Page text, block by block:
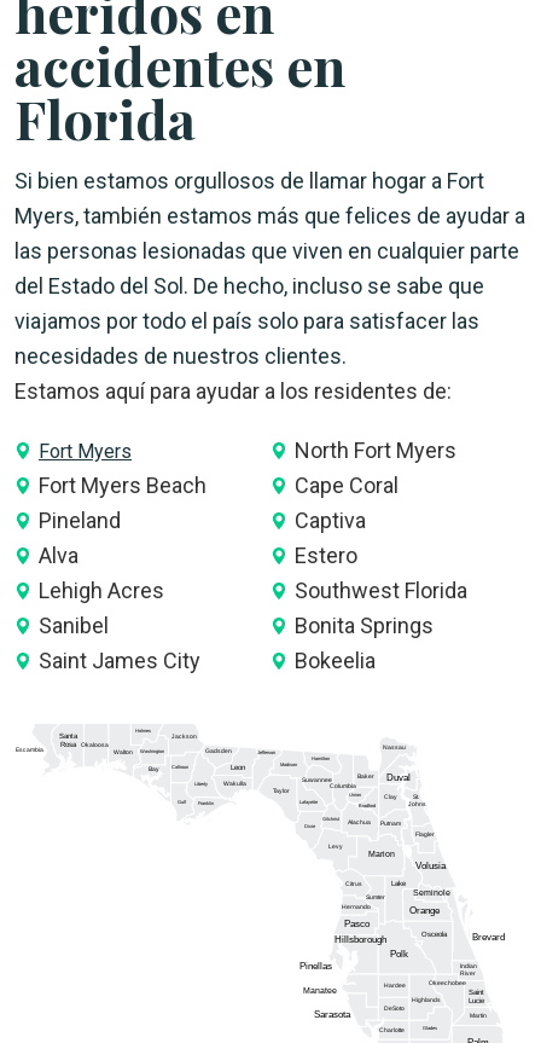
accidentes en
Florida
Si bien estamos orgullosos de llamar hogar a Fort
Myers, también estamos más que felices de ayudar a
las personas lesionadas que viven en cualquier parte
del Estado del Sol. De hecho, incluso se sabe que
viajamos por todo el país solo para satisfacer las
necesidades de nuestros clientes.
Estamos aquí para ayudar a los residentes de:
Fort Myers
North Fort Myers
Fort Myers Beach
Cape Coral
Pineland
Captiva
Alva
Estero
Lehigh Acres
Southwest Florida
Sanibel
Bonita Springs
Saint James City
Bokeelia
Alachua
Baker
Bay
Bradford
Brevard
Calhoun
Charlotte
Citrus
Clay
Columbia
DeSoto
Dixie
Duval
Escambia
Flagler
Franklin
Gadsden
Gilchrist
Glades
Gulf
Hamilton
Hardee
Hernando
Highlands
Hillsborough
Holmes
Indian
River
Jackson
Jefferson
Lafayette
Lake
Leon
Levy
Liberty
Madison
Manatee
Marion
Martin
Nassau
Okaloosa
Okeechobee
Orange
Osceola
Pasco
Pinellas
Polk
Putnam
St.
Johns
Saint
Lucie
Santa
Rosa
Sarasota
Seminole
Sumter
Suwannee
Taylor
Union
Volusia
Wakulla
Walton Washington